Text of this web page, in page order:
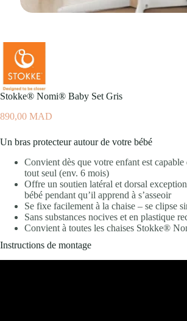
Stokke® Nomi® Baby Set Gris
890,00 MAD
Un bras protecteur autour de votre bébé
Convient dès que votre enfant est capable
tout seul (env. 6 mois)
Offre un soutien latéral et dorsal
bébé pendant qu’il apprend à s’asseoir
Se fixe facilement à la chaise – se clipse
Sans substances nocives et en plastique
Convient à toutes les chaises Stokke®
Instructions de montage